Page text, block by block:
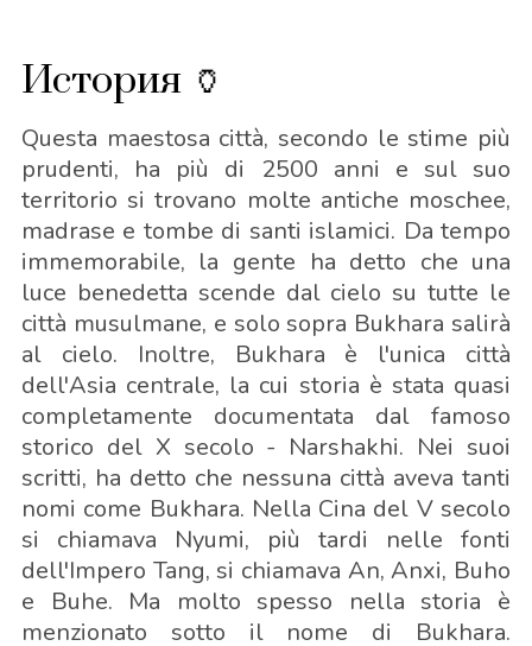
История 🏺
Questa maestosa città, secondo le stime più
prudenti, ha più di 2500 anni e sul suo
territorio si trovano molte antiche moschee,
madrase e tombe di santi islamici. Da tempo
immemorabile, la gente ha detto che una
luce benedetta scende dal cielo su tutte le
città musulmane, e solo sopra Bukhara salirà
al cielo. Inoltre, Bukhara è l'unica città
dell'Asia centrale, la cui storia è stata quasi
completamente documentata dal famoso
storico del X secolo - Narshakhi. Nei suoi
scritti, ha detto che nessuna città aveva tanti
nomi come Bukhara. Nella Cina del V secolo
si chiamava Nyumi, più tardi nelle fonti
dell'Impero Tang, si chiamava An, Anxi, Buho
e Buhe. Ma molto spesso nella storia è
menzionato sotto il nome di Bukhara.